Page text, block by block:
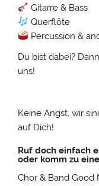
Gitarre & Bass
Querflöte
Percussion &
Du bist dabei?
uns!
Keine Angst, wir
auf Dich!
Ruf doch einfach
oder komm zu
Chor & Band Good